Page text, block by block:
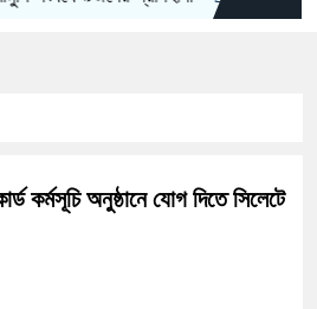
কর্মসূচি অনুষ্ঠানে যোগ দিতে সিলেটে